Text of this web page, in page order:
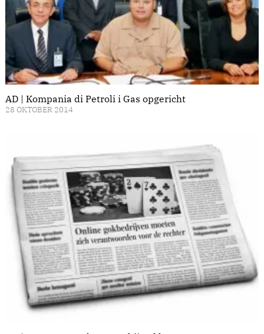
AD | Kompania di Petroli i Gas opgericht
28 OKTOBER 2014